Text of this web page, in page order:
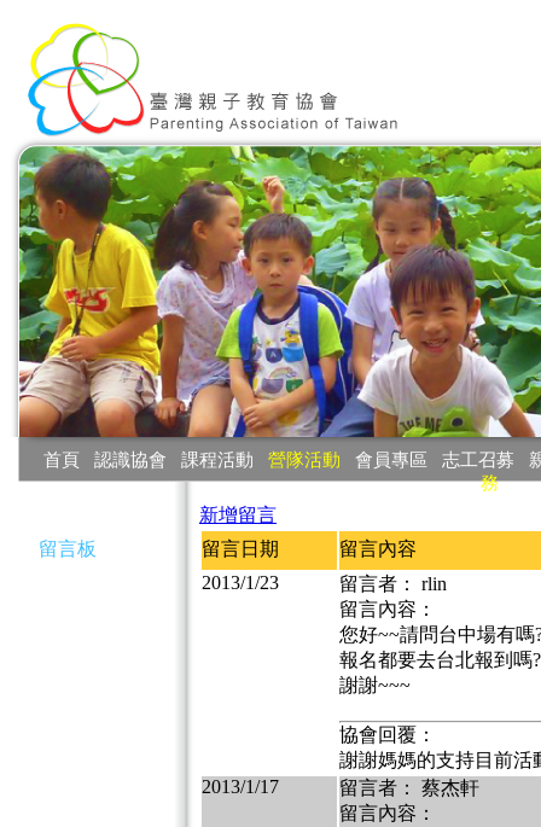
首頁 認識協會 課程活動 營隊活動 會員專區 志工召募
務
留言板
新增留言
留言日期
留言內容
2013/1/23
留言者： rlin
留言內容：
您好~~請問台中場有嗎
報名都要去台北報到嗎?
謝謝~~~
協會回覆：
謝謝媽媽的支持目前活
2013/1/17
留言者： 蔡杰軒
留言內容：